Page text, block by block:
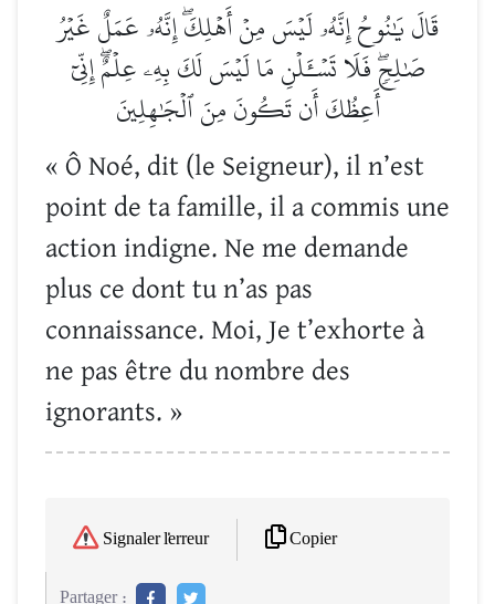
قَالَ يَٰنُوحُ إِنَّهُۥ لَيۡسَ مِنۡ أَهۡلِكَۖ إِنَّهُۥ عَمَلٌ غَيۡرُ
صَٰلِحٖۖ فَلَا تَسۡـَٔلۡنِ مَا لَيۡسَ لَكَ بِهِۦ عِلۡمٌۖ إِنِّيٓ
أَعِظُكَ أَن تَكُونَ مِنَ ٱلۡجَٰهِلِينَ
« Ô Noé, dit (le Seigneur), il n’est
point de ta famille, il a commis une
action indigne. Ne me demande
plus ce dont tu n’as pas
connaissance. Moi, Je t’exhorte à
ne pas être du nombre des
ignorants. »
Signaler l'erreur Copier
Partager :